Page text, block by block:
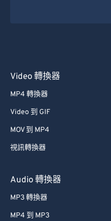
Video 轉換器
MP4 轉換器
Video 到 GIF
MOV 到 MP4
視訊轉換器
Audio 轉換器
MP3 轉換器
MP4 到 MP3